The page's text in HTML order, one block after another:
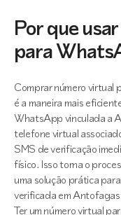
Por que
para
Comprar número virtual
é a maneira mais
WhatsApp vinculada a
telefone virtual
SMS de verificação
físico. Isso torna o
uma solução prática
verificada em
Ter um número virtual